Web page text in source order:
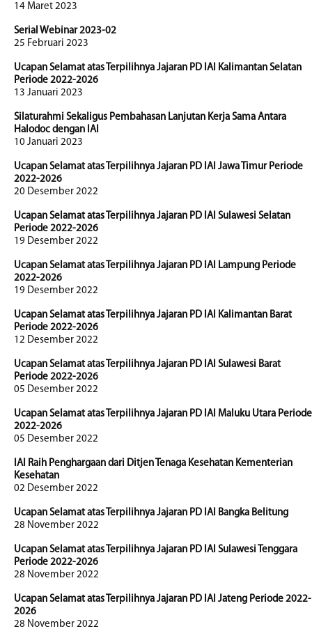
14 Maret 2023
Serial Webinar 2023-02
25 Februari 2023
Ucapan Selamat atas Terpilihnya Jajaran PD IAI Kalimantan Selatan
Periode 2022-2026
13 Januari 2023
Silaturahmi Sekaligus Pembahasan Lanjutan Kerja Sama Antara
Halodoc dengan IAI
10 Januari 2023
Ucapan Selamat atas Terpilihnya Jajaran PD IAI Jawa Timur Periode
2022-2026
20 Desember 2022
Ucapan Selamat atas Terpilihnya Jajaran PD IAI Sulawesi Selatan
Periode 2022-2026
19 Desember 2022
Ucapan Selamat atas Terpilihnya Jajaran PD IAI Lampung Periode
2022-2026
19 Desember 2022
Ucapan Selamat atas Terpilihnya Jajaran PD IAI Kalimantan Barat
Periode 2022-2026
12 Desember 2022
Ucapan Selamat atas Terpilihnya Jajaran PD IAI Sulawesi Barat
Periode 2022-2026
05 Desember 2022
Ucapan Selamat atas Terpilihnya Jajaran PD IAI Maluku Utara Periode
2022-2026
05 Desember 2022
IAI Raih Penghargaan dari Ditjen Tenaga Kesehatan Kementerian
Kesehatan
02 Desember 2022
Ucapan Selamat atas Terpilihnya Jajaran PD IAI Bangka Belitung
28 November 2022
Ucapan Selamat atas Terpilihnya Jajaran PD IAI Sulawesi Tenggara
Periode 2022-2026
28 November 2022
Ucapan Selamat atas Terpilihnya Jajaran PD IAI Jateng Periode 2022-
2026
28 November 2022